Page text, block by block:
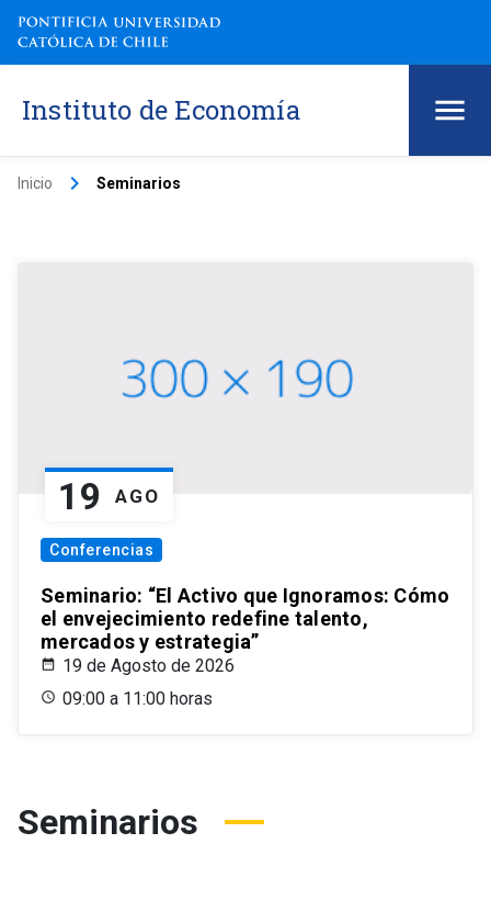
Instituto de Economía
Inicio keyboard_arrow_right Seminarios
19 AGO
Conferencias
Seminario: “El Activo que Ignoramos: Cómo
el envejecimiento redefine talento,
mercados y estrategia”
19 de Agosto de 2026
09:00 a 11:00 horas
Seminarios